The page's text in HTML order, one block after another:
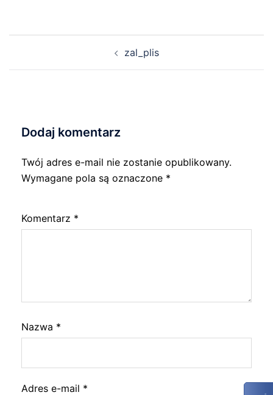
zal_plis
Dodaj komentarz
Twój adres e-mail nie zostanie opublikowany.
Wymagane pola są oznaczone *
Komentarz *
Nazwa *
Adres e-mail *